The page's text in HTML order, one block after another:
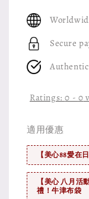
Secure
Ratings:0 - 0
適用優惠
【美心88愛在
【美心 八月
禮！牛津布袋